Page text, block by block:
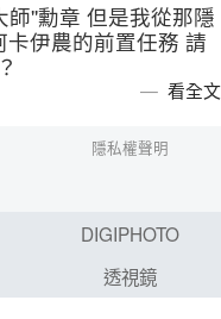
''勳章 但是我從那隱
伊農的前置任務 請
看全文
隱私權聲明
DIGIPHOTO
透視鏡